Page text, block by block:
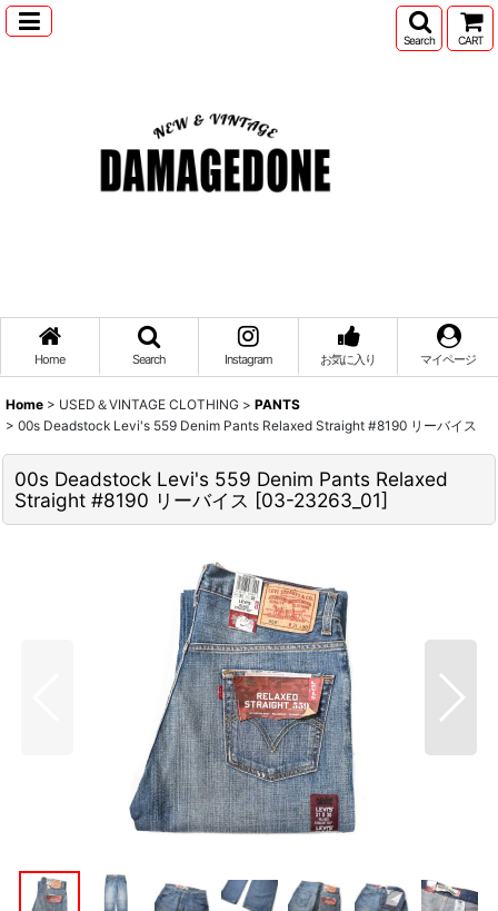
Search CART
Home Search Instagram お気に入り マイページ
Home > USED＆VINTAGE CLOTHING > PANTS
> 00s Deadstock Levi's 559 Denim Pants Relaxed Straight #8190 リーバイス
00s Deadstock Levi's 559 Denim Pants Relaxed
Straight #8190 リーバイス [03-23263_01]